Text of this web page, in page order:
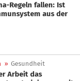
aus der
» Gesundheit